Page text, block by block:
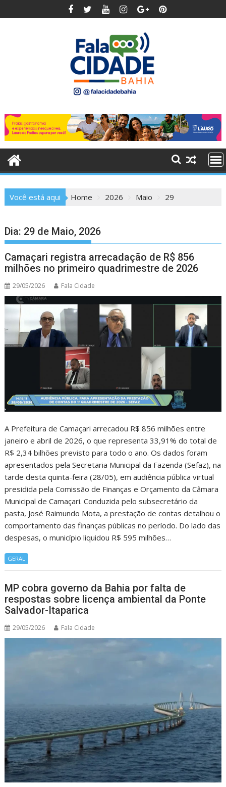
to
Você está aqui Home 2026 Maio 29
Dia: 29 de Maio, 2026
Camaçari registra arrecadação de R$ 856
milhões no primeiro quadrimestre de 2026
29/05/2026 Fala Cidade
A Prefeitura de Camaçari arrecadou R$ 856 milhões entre
janeiro e abril de 2026, o que representa 33,91% do total de
R$ 2,34 bilhões previsto para todo o ano. Os dados foram
apresentados pela Secretaria Municipal da Fazenda (Sefaz), na
tarde desta quinta-feira (28/05), em audiência pública virtual
presidida pela Comissão de Finanças e Orçamento da Câmara
Municipal de Camaçari. Conduzida pelo subsecretário da
pasta, José Raimundo Mota, a prestação de contas detalhou o
comportamento das finanças públicas no período. Do lado das
despesas, o município liquidou R$ 595 milhões…
GERAL
MP cobra governo da Bahia por falta de
respostas sobre licença ambiental da Ponte
Salvador-Itaparica
29/05/2026 Fala Cidade